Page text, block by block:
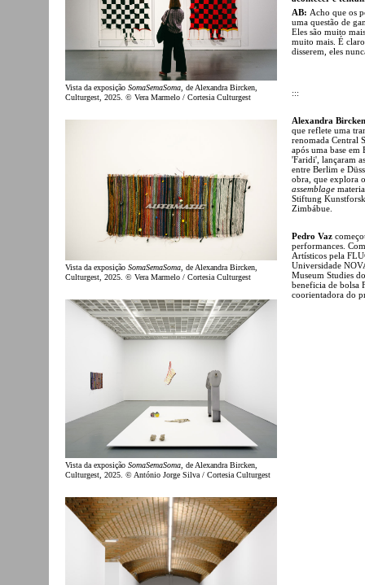
Vista da exposição SomaSemaSoma , de Alexandra Bircken,
Culturgest, 2025. © Vera Marmelo / Cortesia Culturgest
Vista da exposição SomaSemaSoma , de Alexandra Bircken,
Culturgest, 2025. © Vera Marmelo / Cortesia Culturgest
Vista da exposição SomaSemaSoma , de Alexandra Bircken,
Culturgest, 2025. © António Jorge Silva / Cortesia Culturgest
AB: Acho que os
uma questão de
Eles são muito
muito mais. É
disserem, eles
:::
Alexandra
que reflete uma
renomada Central
após uma base
'Faridi', lançaram
entre Berlim e
obra, que explora
assemblage
Stiftung
Zimbábue.
Pedro Vaz
performances.
Artísticos pela
Universidade
Museum Studies
beneficia de bolsa
coorientadora do